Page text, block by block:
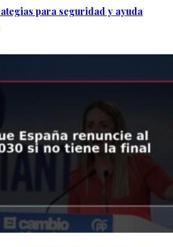
para seguridad y ayuda